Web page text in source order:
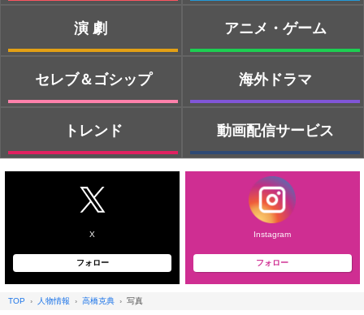
演劇
セレブ＆ゴシップ
トレンド
アニメ・ゲーム
海外ドラマ
動画配信サービス
X
フォロー
Instagram
フォロー
TOP 人物情報 高橋克典 写真